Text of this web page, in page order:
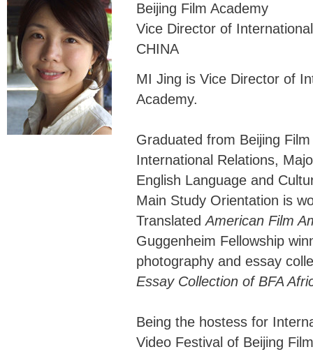
Beijing Film Academy
Vice Director of
CHINA
MI Jing is Vice Director of
Academy.
Graduated from Beijing
International Relations,
English Language and
Main Study Orientation is
TranslatedAmerican Film
Guggenheim Fellowship
photography and essay
Essay Collection of BFA
Being the hostess for
Video Festival of Beijing